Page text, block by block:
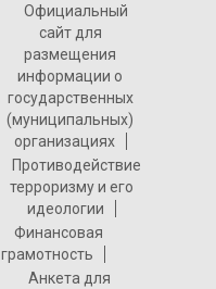
Официальный
сайт для
размещения
информации о
государственных
(муниципальных)
организациях
Противодействие
терроризму и его
идеологии
Финансовая
грамотность
Анкета для